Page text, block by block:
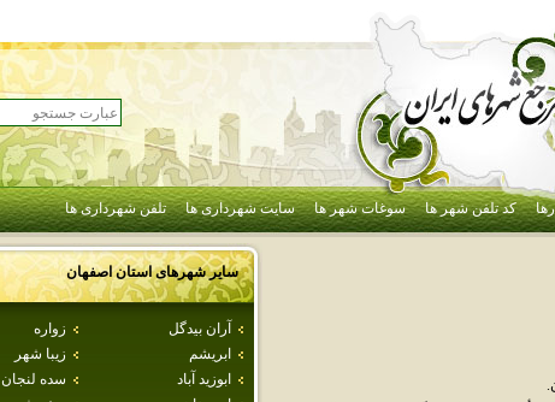
کد تلفن شهر ها سوغات شهر ها سایت شهرداری ها تلفن شهرداری ها
سایر شهرهای استاناصفهان
آران بيدگل
زواره
ابريشم
زيبا شهر
ابوزيد آباد
سده لنجان